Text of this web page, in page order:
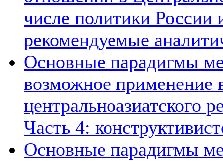
числе политики России
рекомендуемые
Основные парадигмы
возможное применение
центральноазиатского
Часть 4:
Основные парадигмы